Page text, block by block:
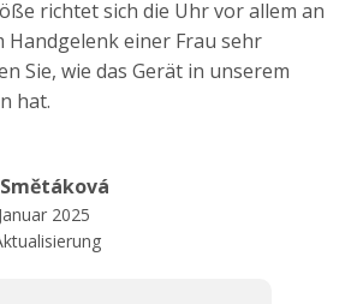
richtet sich die Uhr vor allem an
Handgelenk einer Frau sehr
Sie, wie das Gerät in unserem
hat.
2025